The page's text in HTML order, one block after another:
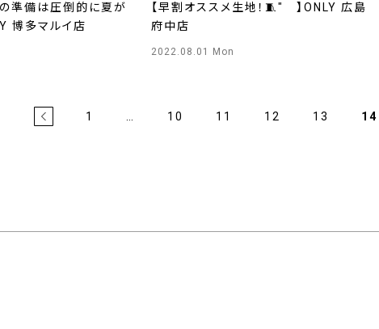
準備は圧倒的に夏が
博多マルイ店
【早割オススメ生地！🧵" 】ONLY 広島
府中店
2022.08.01 Mon
1 10 11 12 13 14